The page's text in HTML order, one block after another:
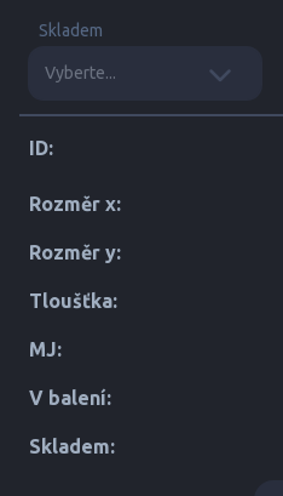
Skladem
ID:
Rozměr x:
Rozměr y:
Tloušťka:
MJ:
V balení:
Skladem: